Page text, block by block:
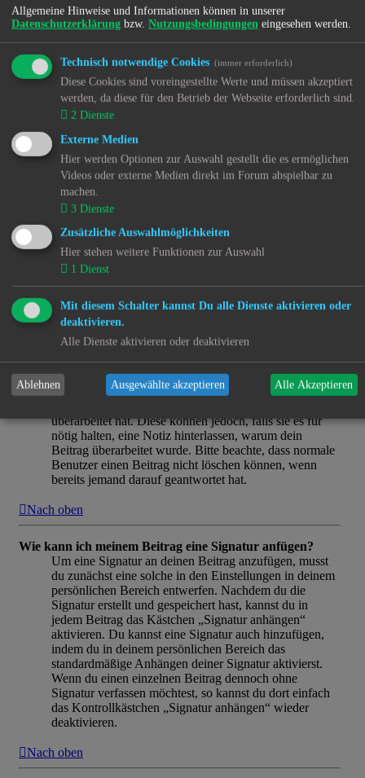
Wie erstelle ich ein neues Thema oder eine Antwort?
Um ein neues Thema in einem Forum zu eröffnen,
musst du auf „Neues Thema“ klicken. Um auf einen
Beitrag zu antworten, musst du auf „Antworten“
klicken. Es könnte sein, dass eine Registrierung
erforderlich ist, bevor du einen Beitrag schreiben
kannst. Deine Berechtigungen sind jeweils am Ende der
Foren- und der Beitragsansicht aufgelistet. Z. B. „Du
darfst neue Themen erstellen“, „Du darfst Dateianhänge
erstellen“ usw.
Nach oben
Wie kann ich einen Beitrag bearbeiten oder löschen?
Wenn du nicht Administrator oder Moderator bist,
kannst du nur deine eigenen Beiträge bearbeiten oder
löschen. Du kannst einen Beitrag bearbeiten, indem du
das „Ändere Beitrag“-Symbol für den entsprechenden
Beitrag anklickst; eventuell ist dies nur für einen
begrenzten Zeitraum nach seiner Erstellung möglich.
Wenn bereits jemand auf deinen Beitrag geantwortet
überarbeitet gekennzeichnet. Es wird sowohl die Anzahl
als auch der letzte Zeitpunkt der Bearbeitungen
angezeigt. Dieser Hinweis erscheint nicht, wenn noch
niemand auf deinen Beitrag geantwortet hat oder wenn
überarbeitet hat. Diese können jedoch, falls sie es für
nötig halten, eine Notiz hinterlassen, warum dein
Beitrag überarbeitet wurde. Bitte beachte, dass normale
Benutzer einen Beitrag nicht löschen können, wenn
bereits jemand darauf geantwortet hat.
Nach oben
Wie kann ich meinem Beitrag eine Signatur anfügen?
Um eine Signatur an deinen Beitrag anzufügen, musst
du zunächst eine solche in den Einstellungen in deinem
persönlichen Bereich entwerfen. Nachdem du die
Signatur erstellt und gespeichert hast, kannst du in
jedem Beitrag das Kästchen „Signatur anhängen“
aktivieren. Du kannst eine Signatur auch hinzufügen,
indem du in deinem persönlichen Bereich das
standardmäßige Anhängen deiner Signatur aktivierst.
Wenn du einen einzelnen Beitrag dennoch ohne
Signatur verfassen möchtest, so kannst du dort einfach
das Kontrollkästchen „Signatur anhängen“ wieder
deaktivieren.
Nach oben
Allgemeine Hinweise und Informationen können in unserer
Datenschutzerklärung bzw. Nutzungsbedingungen eingesehen werden.
Technisch notwendige Cookies (immer erforderlich)
Diese Cookies sind voreingestellte Werte und müssen akzeptiert
werden, da diese für den Betrieb der Webseite erforderlich sind.
2 Dienste
Externe Medien
Hier werden Optionen zur Auswahl gestellt die es ermöglichen
Videos oder externe Medien direkt im Forum abspielbar zu
machen.
3 Dienste
Zusätzliche Auswahlmöglichkeiten
Hier stehen weitere Funktionen zur Auswahl
1 Dienst
Mit diesem Schalter kannst Du alle Dienste aktivieren oder
deaktivieren.
Alle Dienste aktivieren oder deaktivieren
Ablehnen Ausgewählte akzeptieren Alle Akzeptieren